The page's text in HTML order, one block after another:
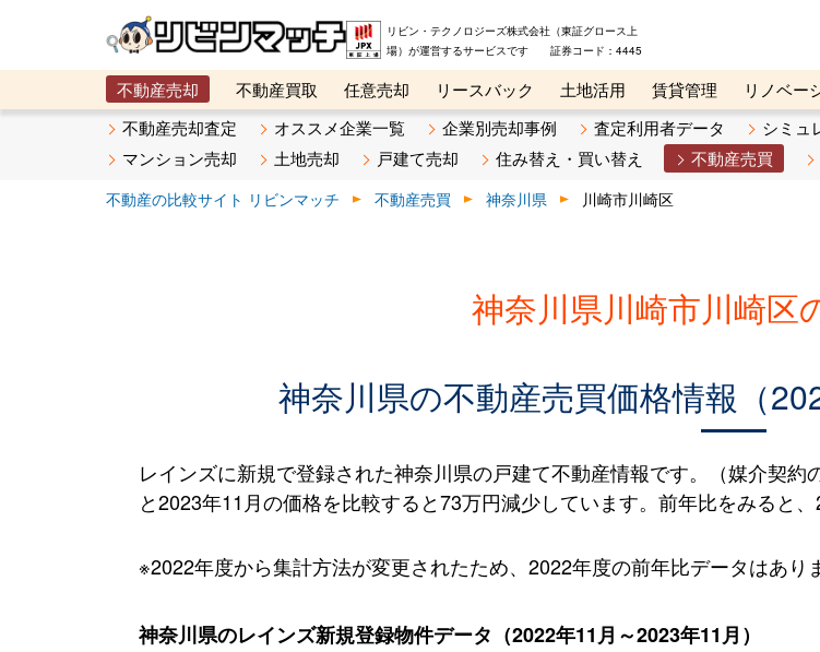
リビン・テクノロジーズ株式会社（東証グロース上
場）が運営するサービスです 証券コード：4445
不動産売却 不動産買取 任意売却 リースバック 土地活用 賃貸管理 リノベー
メタ住宅展示場
ベスト不動産カンパニー オンライン講座 リビンマガジンBiz 不動産
不動産売却査定 オススメ企業一覧 企業別売却事例 査定利用者データ
シミュ
マンション売却
土地売却 戸建て売却 住み替え・買い替え 不動産売買
不動産の比較サイト リビンマッチ 不動産売買 神奈川県 川崎市川崎区
神奈川県川崎市川崎区
神奈川県の不動産売買価格情報（
レインズに新規で登録された神奈川県の戸建て不動産情報です。（媒介契
と2023年11月の価格を比較すると73万円減少しています。前年比をみると、
※2022年度から集計方法が変更されたため、2022年度の前年比データはあり
神奈川県のレインズ新規登録物件データ（2022年11月～2023年11月）